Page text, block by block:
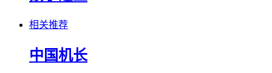
相关推荐
中国机长